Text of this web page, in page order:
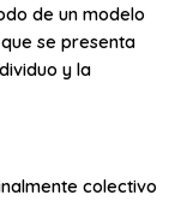
de un modelo
se presenta
y la
colectivo